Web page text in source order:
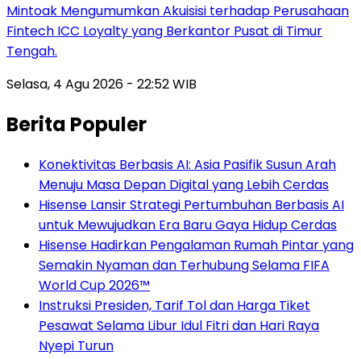
Mintoak Mengumumkan Akuisisi terhadap Perusahaan
Fintech ICC Loyalty yang Berkantor Pusat di Timur
Tengah.
Selasa, 4 Agu 2026 - 22:52 WIB
Berita Populer
Konektivitas Berbasis AI: Asia Pasifik Susun Arah
Menuju Masa Depan Digital yang Lebih Cerdas
Hisense Lansir Strategi Pertumbuhan Berbasis AI
untuk Mewujudkan Era Baru Gaya Hidup Cerdas
Hisense Hadirkan Pengalaman Rumah Pintar yang
Semakin Nyaman dan Terhubung Selama FIFA
World Cup 2026™
Instruksi Presiden, Tarif Tol dan Harga Tiket
Pesawat Selama Libur Idul Fitri dan Hari Raya
Nyepi Turun